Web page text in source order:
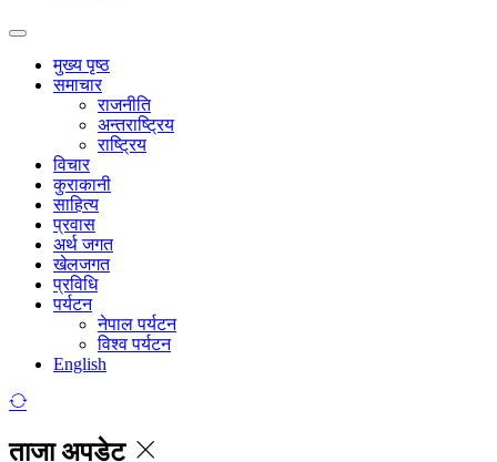
मुख्य पृष्ठ
समाचार
राजनीति
अन्तराष्ट्रिय
राष्ट्रिय
विचार
कुराकानी
साहित्य
प्रवास
अर्थ जगत
खेलजगत
प्रविधि
पर्यटन
नेपाल पर्यटन
विश्व पर्यटन
English
ताजा अपडेट